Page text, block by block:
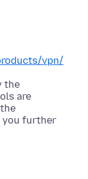
vpn/
the
are
you further